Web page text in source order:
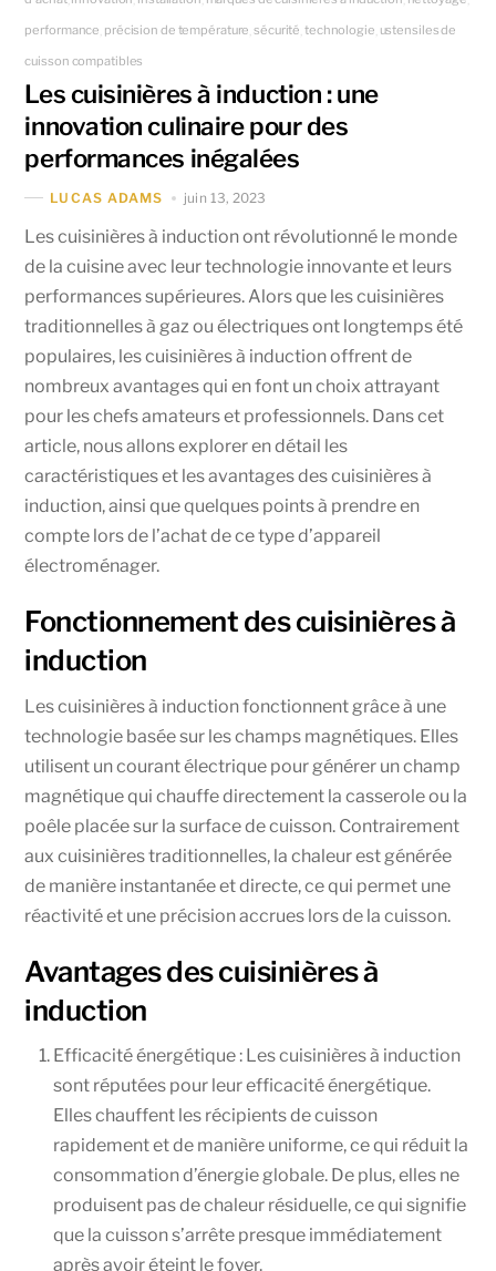
performance précision de température sécurité technologie ustensiles de
cuisson compatibles
Les cuisinières à induction : une
innovation culinaire pour des
performances inégalées
LUCAS ADAMS juin 13, 2023
Les cuisinières à induction ont révolutionné le monde
de la cuisine avec leur technologie innovante et leurs
performances supérieures. Alors que les cuisinières
traditionnelles à gaz ou électriques ont longtemps été
populaires, les cuisinières à induction offrent de
nombreux avantages qui en font un choix attrayant
pour les chefs amateurs et professionnels. Dans cet
article, nous allons explorer en détail les
caractéristiques et les avantages des cuisinières à
induction, ainsi que quelques points à prendre en
compte lors de l’achat de ce type d’appareil
électroménager.
Fonctionnement des cuisinières à
induction
Les cuisinières à induction fonctionnent grâce à une
technologie basée sur les champs magnétiques. Elles
utilisent un courant électrique pour générer un champ
magnétique qui chauffe directement la casserole ou la
poêle placée sur la surface de cuisson. Contrairement
aux cuisinières traditionnelles, la chaleur est générée
de manière instantanée et directe, ce qui permet une
réactivité et une précision accrues lors de la cuisson.
Avantages des cuisinières à
induction
Efficacité énergétique : Les cuisinières à induction
sont réputées pour leur efficacité énergétique.
Elles chauffent les récipients de cuisson
rapidement et de manière uniforme, ce qui réduit la
consommation d’énergie globale. De plus, elles ne
produisent pas de chaleur résiduelle, ce qui signifie
que la cuisson s’arrête presque immédiatement
après avoir éteint le foyer.